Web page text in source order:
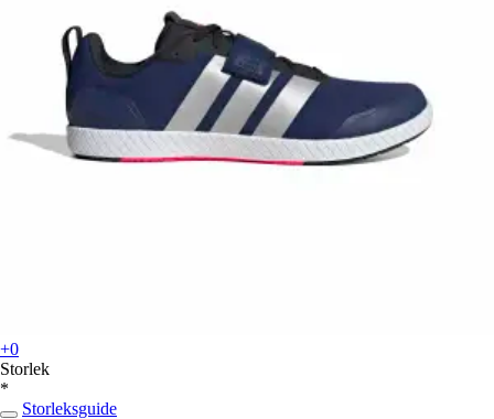
+0
Storlek
*
Storleksguide